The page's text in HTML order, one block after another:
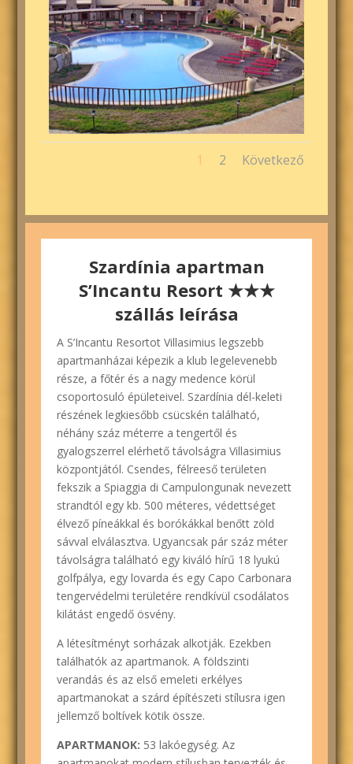
1 2 Következő
Szardínia apartman
S’Incantu Resort ★★★
szállás leírása
A S’Incantu Resortot Villasimius legszebb
apartmanházai képezik a klub legelevenebb
része, a főtér és a nagy medence körül
csoportosuló épületeivel. Szardínia dél-keleti
részének legkiesőbb csücskén található,
néhány száz méterre a tengertől és
gyalogszerrel elérhető távolságra Villasimius
központjától. Csendes, félreeső területen
fekszik a Spiaggia di Campulongunak nevezett
strandtól egy kb. 500 méteres, védettséget
élvező píneákkal és borókákkal benőtt zöld
sávval elválasztva. Ugyancsak pár száz méter
távolságra található egy kiváló hírű 18 lyukú
golfpálya, egy lovarda és egy Capo Carbonara
tengervédelmi területére rendkívül csodálatos
kilátást engedő ösvény.
A létesítményt sorházak alkotják. Ezekben
találhatók az apartmanok. A földszinti
verandás és az első emeleti erkélyes
apartmanokat a szárd építészeti stílusra igen
jellemző boltívek kötik össze.
APARTMANOK: 53 lakóegység. Az